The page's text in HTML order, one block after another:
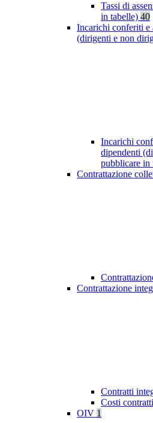
Tassi di
in tabelle) 40
Incarichi conferiti e
(dirigenti e non
Incarichi
dipendenti
pubblicare in
Contrattazione
Contrattazione
Contratti
Costi
OIV 1